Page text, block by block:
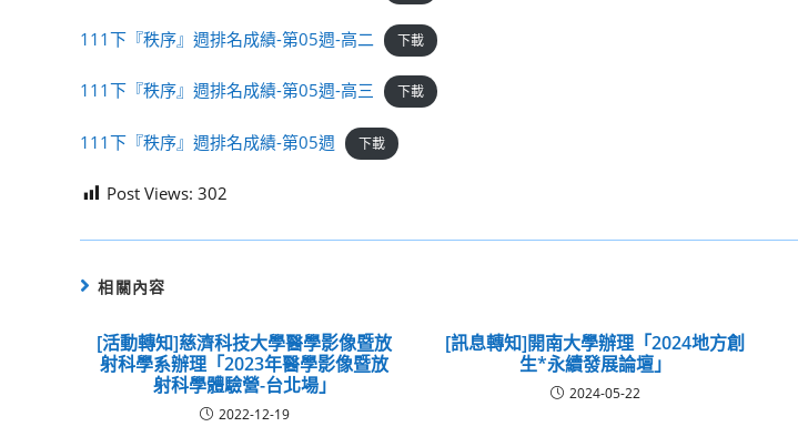
111下『秩序』週排名成績-第05週-高二 下載
111下『秩序』週排名成績-第05週-高三 下載
111下『秩序』週排名成績-第05週 下載
Post Views: 302
相關內容
[活動轉知]慈濟科技大學醫學影像暨放
射科學系辦理「2023年醫學影像暨放
射科學體驗營-台北場」
2022-12-19
[訊息轉知]開南大學辦理「2024地方創
生*永續發展論壇」
2024-05-22